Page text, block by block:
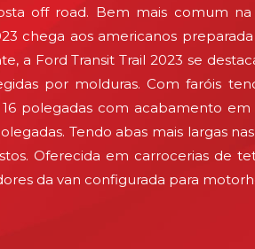
off road. Bem mais comum
chega aos americanos
a Ford Transit Trail 2023 se
por molduras. Com faróis
polegadas com acabamento
Tendo abas mais largas
Oferecida em carrocerias de
da van configurada para